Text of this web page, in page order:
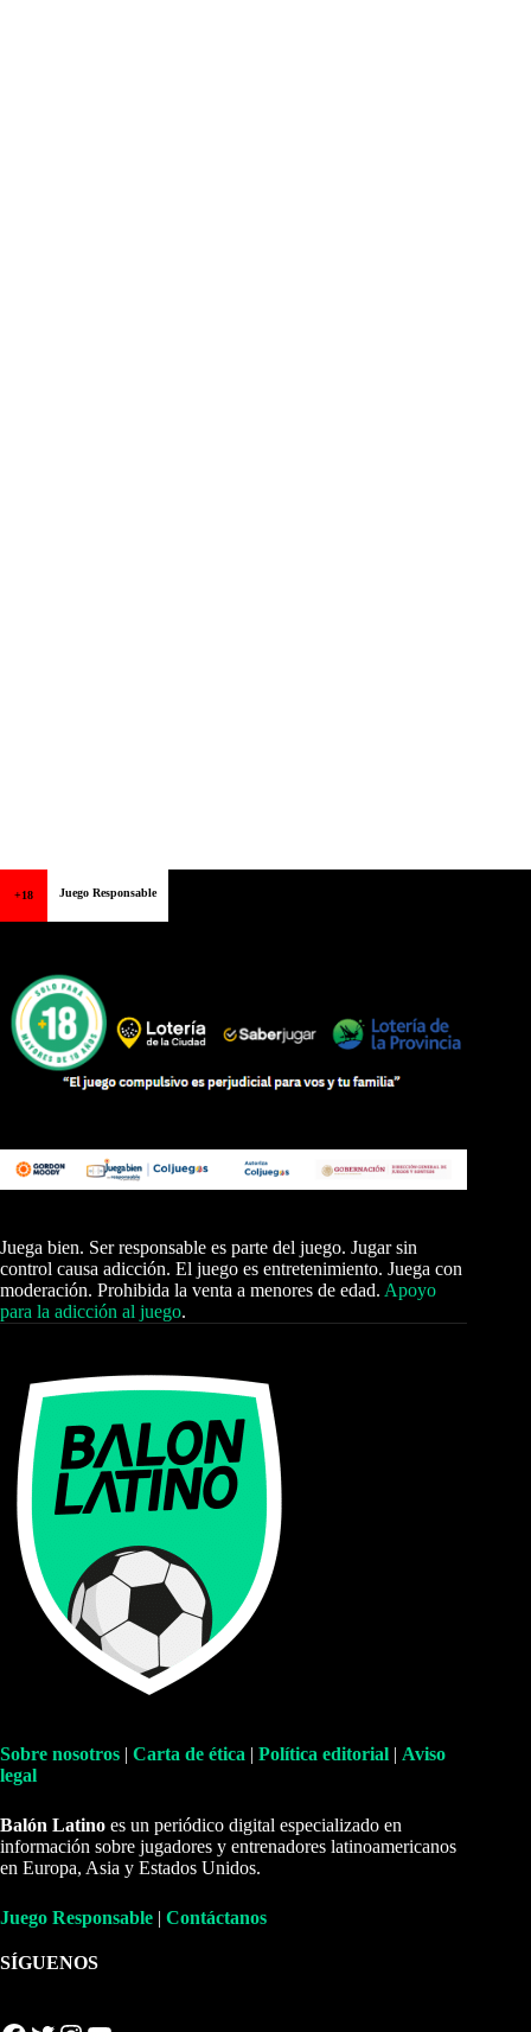
+18 Juego Responsable
Juega bien. Ser responsable es parte del juego. Jugar sin
control causa adicción. El juego es entretenimiento. Juega con
moderación. Prohibida la venta a menores de edad. Apoyo
para la adicción al juego.
Sobre nosotros | Carta de ética | Política editorial | Aviso
legal
Balón Latino es un periódico digital especializado en
información sobre jugadores y entrenadores latinoamericanos
en Europa, Asia y Estados Unidos.
Juego Responsable | Contáctanos
SÍGUENOS